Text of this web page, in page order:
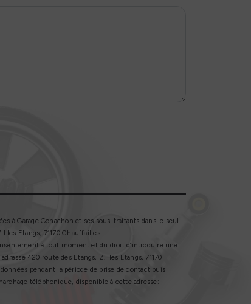
à Garage Gonachon et ses sous-traitants dans le seul
les Etangs, 71170 Chauffailles
à tout moment et du droit d’introduire une
420 route des Etangs, Z.I les Etangs, 71170
pendant la période de prise de contact puis
téléphonique, disponible à cette adresse: